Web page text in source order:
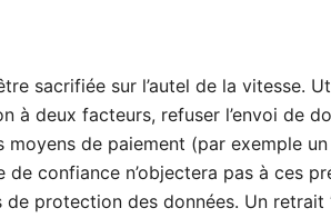
sacrifiée sur l’autel de la vitesse.
à deux facteurs, refuser l’envoi de
de paiement (par exemple
confiance n’objectera pas à ces
protection des données. Un retrait